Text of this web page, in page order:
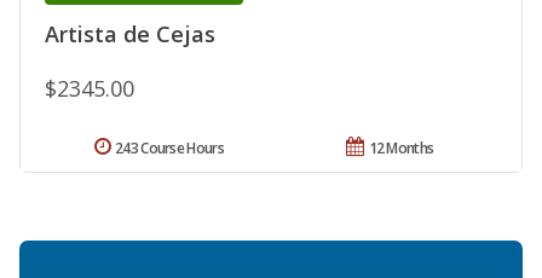
Artista de Cejas
$2345.00
12 Months
243 Course Hours